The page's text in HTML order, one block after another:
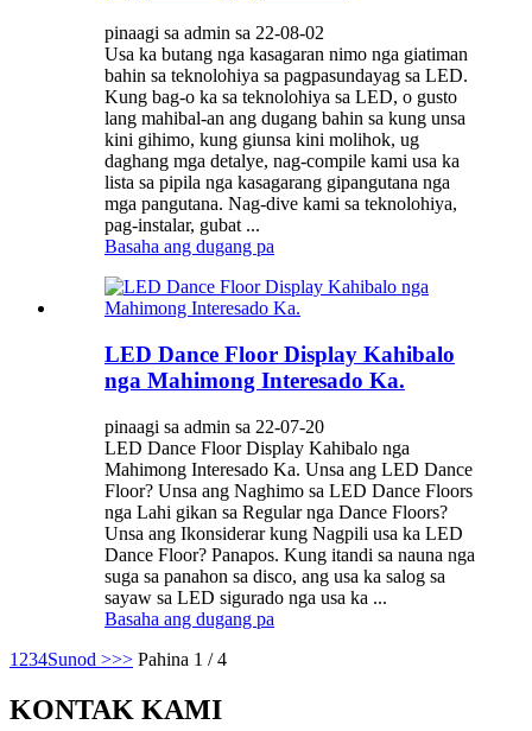
pinaagi sa admin sa 22-08-02
Usa ka butang nga kasagaran nimo nga giatiman
bahin sa teknolohiya sa pagpasundayag sa LED.
Kung bag-o ka sa teknolohiya sa LED, o gusto
lang mahibal-an ang dugang bahin sa kung unsa
kini gihimo, kung giunsa kini molihok, ug
daghang mga detalye, nag-compile kami usa ka
lista sa pipila nga kasagarang gipangutana nga
mga pangutana. Nag-dive kami sa teknolohiya,
pag-instalar, gubat ...
Basaha ang dugang pa
LED Dance Floor Display Kahibalo
nga Mahimong Interesado Ka.
pinaagi sa admin sa 22-07-20
LED Dance Floor Display Kahibalo nga
Mahimong Interesado Ka. Unsa ang LED Dance
Floor? Unsa ang Naghimo sa LED Dance Floors
nga Lahi gikan sa Regular nga Dance Floors?
Unsa ang Ikonsiderar kung Nagpili usa ka LED
Dance Floor? Panapos. Kung itandi sa nauna nga
suga sa panahon sa disco, ang usa ka salog sa
sayaw sa LED sigurado nga usa ka ...
Basaha ang dugang pa
1 234Sunod >>> Pahina 1 / 4
KONTAK KAMI